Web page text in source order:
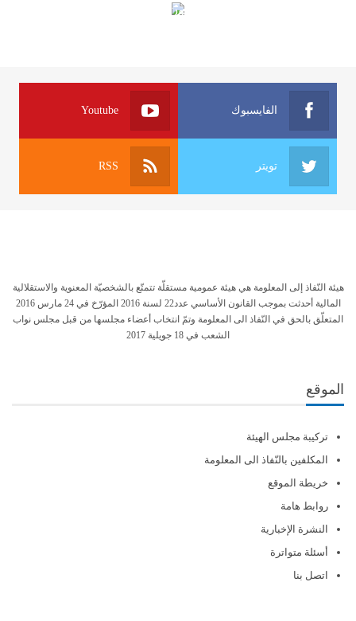
الهياكل الخاضعة لقانون النفاذ إلى المعلومة
الفايسبوك Youtube
تويتر RSS
هيئة النّفاذ إلى المعلومة هي هيئة عمومية مستقلّة تتمتّع بالشخصيّة المعنوية والاستقلالية
المالية أحدثت بموجب القانون الأساسي عدد22 لسنة 2016 المؤرّخ في 24 مارس 2016
المتعلّق بالحق في النّفاذ الى المعلومة وتمّ انتخاب أعضاء مجلسها من قبل مجلس نواب
الشعب في 18 جويلية 2017
الموقع
تركيبة مجلس الهيئة
المكلفين بالنّفاذ الى المعلومة
خريطة الموقع
روابط هامة
النشرة الإخبارية
أسئلة متواترة
اتصل بنا